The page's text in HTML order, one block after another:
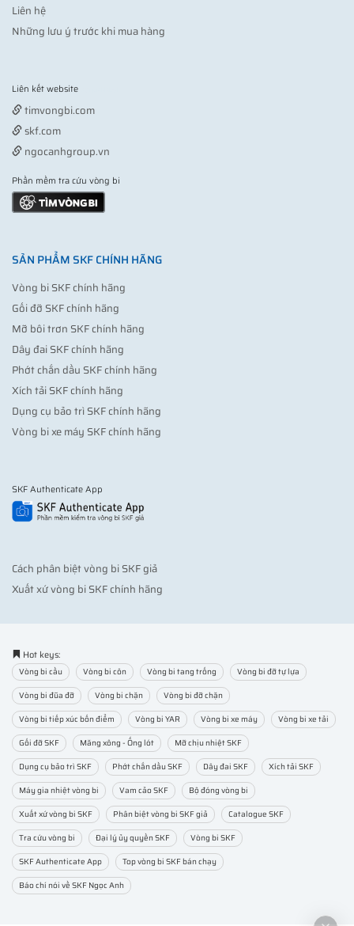
Liên hệ
Những lưu ý trước khi mua hàng
Liên kết website
timvongbi.com
skf.com
ngocanhgroup.vn
Phần mềm tra cứu vòng bi
SẢN PHẨM SKF CHÍNH HÃNG
Vòng bi SKF chính hãng
Gối đỡ SKF chính hãng
Mỡ bôi trơn SKF chính hãng
Dây đai SKF chính hãng
Phớt chắn dầu SKF chính hãng
Xích tải SKF chính hãng
Dụng cụ bảo trì SKF chính hãng
Vòng bi xe máy SKF chính hãng
SKF Authenticate App
Cách phân biệt vòng bi SKF giả
Xuất xứ vòng bi SKF chính hãng
Hot keys:
Vòng bi cầu Vòng bi côn Vòng bi tang trống
Vòng bi đỡ tự lựa
Vòng bi đũa đỡ
Vòng bi chặn
Vòng bi đỡ chặn
Vòng bi tiếp xúc bốn điểm
Vòng bi YAR Vòng bi xe máy
Vòng bi xe tải
Gối đỡ SKF
Măng xông - Ống lót
Mỡ chịu nhiệt SKF
Dụng cụ bảo trì SKF
Phớt chắn dầu SKF Dây đai SKF
Xích tải SKF
Máy gia nhiệt vòng bi
Vam cảo SKF
Bộ đóng vòng bi
Xuất xứ vòng bi SKF
Phân biệt vòng bi SKF giả
Catalogue SKF
Tra cứu vòng bi
Đại lý ủy quyền SKF
Vòng bi SKF
SKF Authenticate App
Top vòng bi SKF bán chạy
Báo chí nói về SKF Ngọc Anh